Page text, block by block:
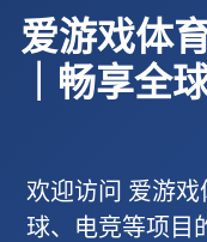
爱游戏体
｜畅享全
欢迎访问 爱游戏
球、电竞等项目